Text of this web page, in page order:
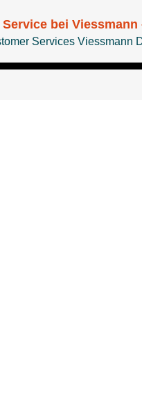
bei
Services Viessmann